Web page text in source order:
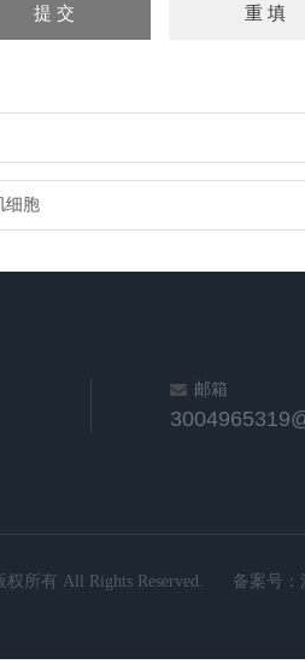
细胞
邮箱
所有 All Rights Reserved. 备案号：